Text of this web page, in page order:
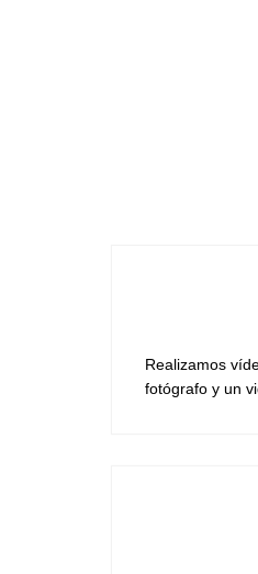
Realizamos
fotógrafo y un